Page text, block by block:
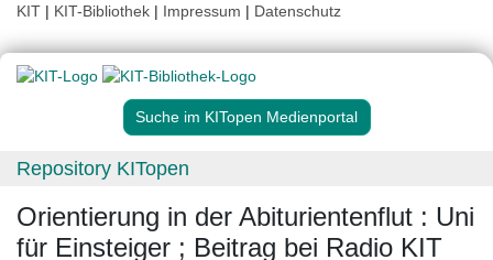
KIT | KIT-Bibliothek | Impressum | Datenschutz
Suche im KITopen Medienportal
Repository KITopen
Orientierung in der Abiturientenflut : Uni
für Einsteiger ; Beitrag bei Radio KIT